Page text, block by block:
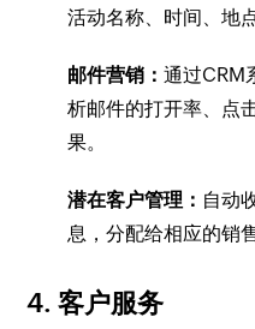
活动名称、时间、地
邮件营销：通过CRM
析邮件的打开率、点
果。
潜在客户管理： 自动
息，分配给相应的销
4. 客户服务